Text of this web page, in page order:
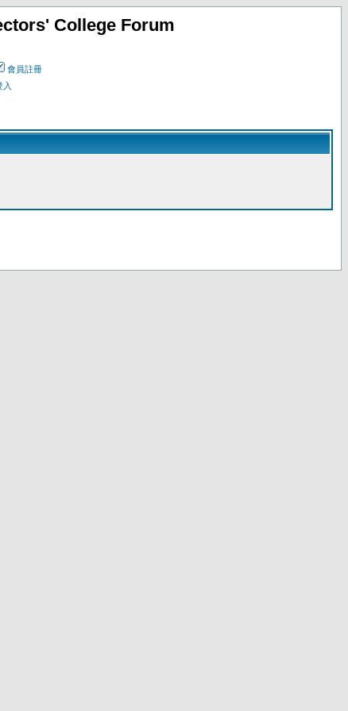
College Forum
會員註冊
入